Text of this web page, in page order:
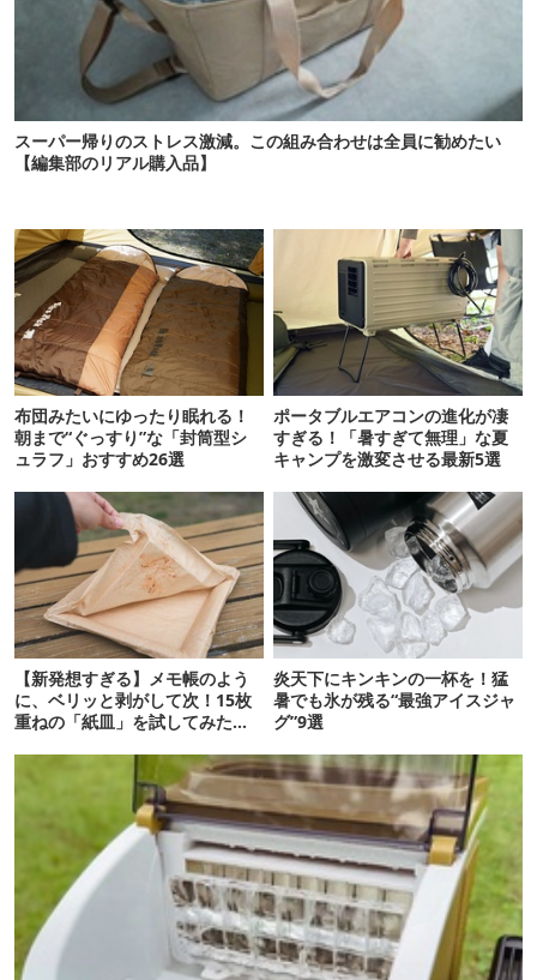
スーパー帰りのストレス激減。この組み合わせは全員に勧めたい
【編集部のリアル購入品】
布団みたいにゆったり眠れる！
朝まで“ぐっすり”な「封筒型シ
ュラフ」おすすめ26選
ポータブルエアコンの進化が凄
すぎる！「暑すぎて無理」な夏
キャンプを激変させる最新5選
【新発想すぎる】メモ帳のよう
に、ベリッと剥がして次！15枚
重ねの「紙皿」を試してみた
炎天下にキンキンの一杯を！猛
暑でも氷が残る“最強アイスジャ
グ”9選